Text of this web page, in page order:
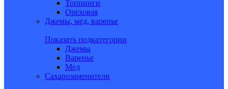
Топпинги
Ореховая
Джемы, мед, варенье
Показать подкатегории
Джемы
Варенье
Мед
Сахарозаменители